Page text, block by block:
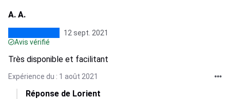
A. A.
12 sept. 2021
Avis vérifié
Très disponible et facilitant
Expérience du : 1 août 2021
Réponse de Lorient